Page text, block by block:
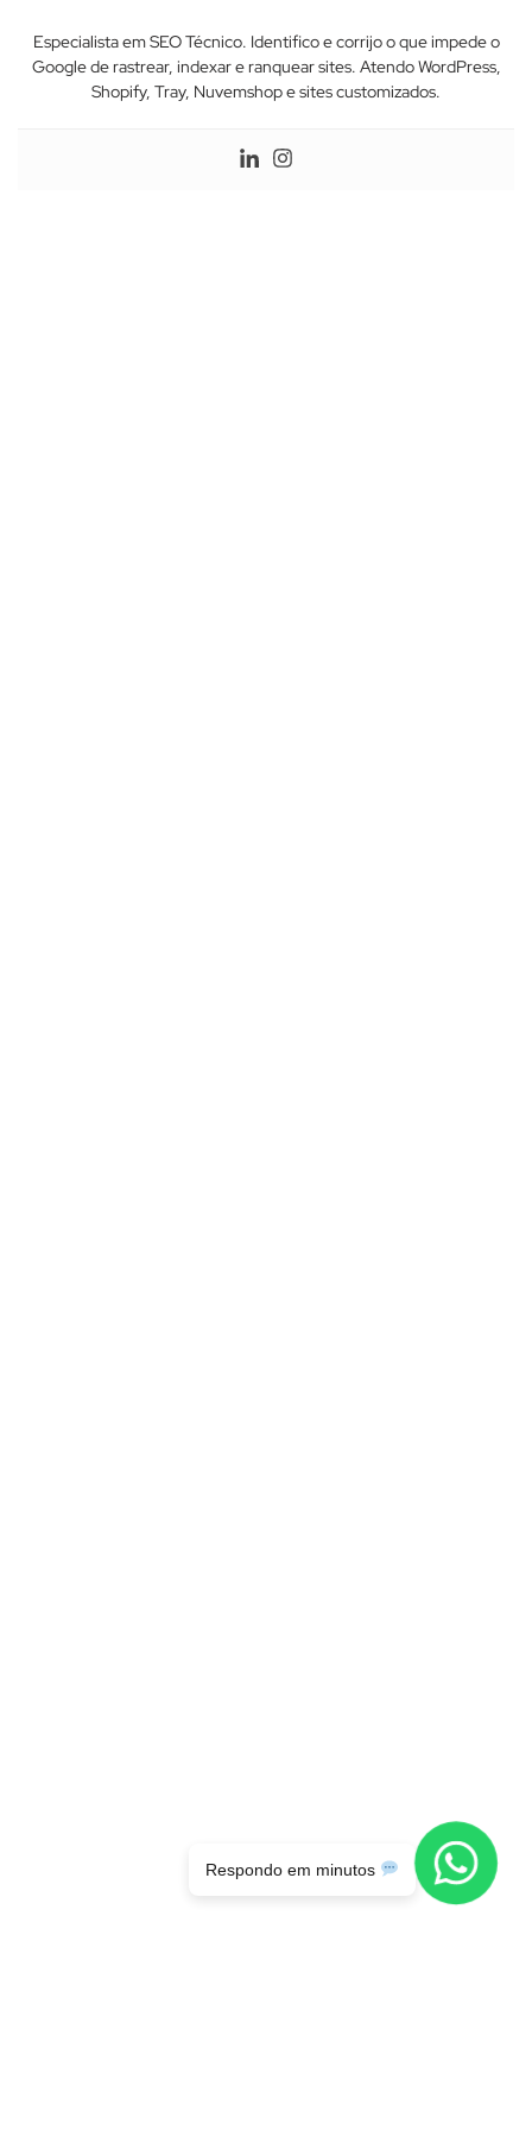
Respondo em minutos
Especialista em SEO Técnico. Identifico e corrijo o que impede o
Google de rastrear, indexar e ranquear sites. Atendo WordPress,
Shopify, Tray, Nuvemshop e sites customizados.